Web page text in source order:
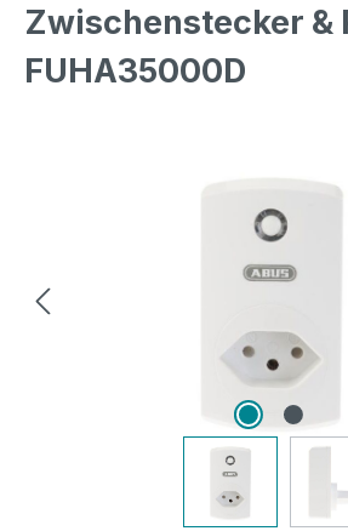
Zwischenstecker &
FUHA35000D
Bildergalerie überspringen